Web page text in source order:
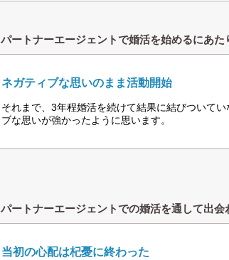
パートナーエージェントで婚活を始めるにあた
ネガティブな思いのまま活動開始
それまで、3年程婚活を続けて結果に結びついて
ブな思いが強かったように思います。
パートナーエージェントでの婚活を通して出
当初の心配は杞憂に終わった